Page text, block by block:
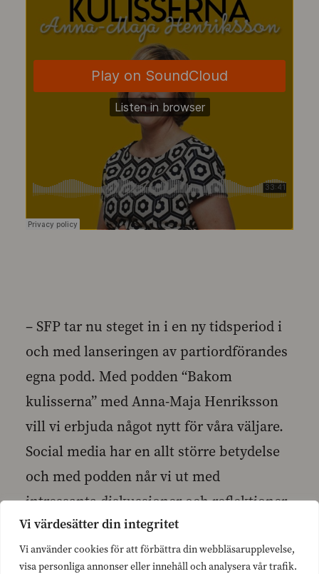
Vi värdesätter din integritet
Vi använder cookies för att förbättra din webbläsarupplevelse,
visa personliga annonser eller innehåll och analysera vår trafik.
– SFP tar nu steget in i en ny tidsperiod i
och med lanseringen av partiordförandes
egna podd. Med podden “Bakom
kulisserna” med Anna-Maja Henriksson
vill vi erbjuda något nytt för våra väljare.
Social media har en allt större betydelse
och med podden når vi ut med
intressanta diskussioner och reflektioner
direkt i mobilen eller datorn, säger SFP:s
partisekreterare Fredrik Guseff.